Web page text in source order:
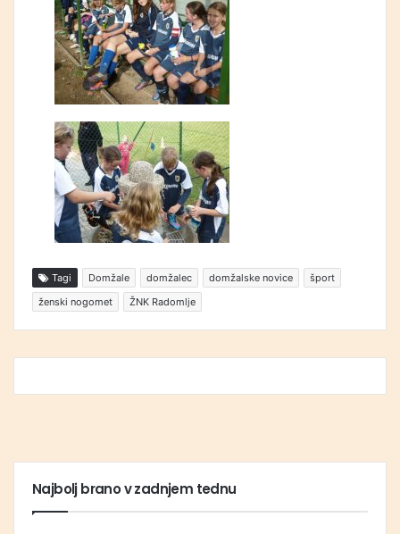
Tagi Domžale domžalec domžalske novice
šport
ženski nogomet
ŽNK Radomlje
Najbolj brano v zadnjem tednu